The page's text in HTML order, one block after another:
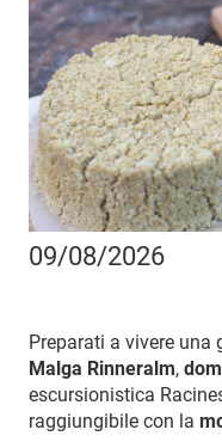
09/08/2026
Preparati a vivere una
Malga Rinneralm,
escursionistica
raggiungibile con la